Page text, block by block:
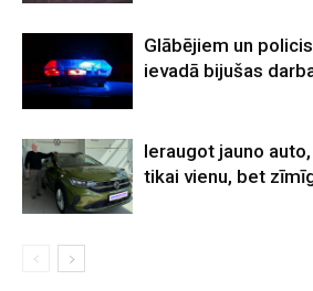
Glābējiem un
ievadā bijušas
Ieraugot jauno
tikai vienu, bet